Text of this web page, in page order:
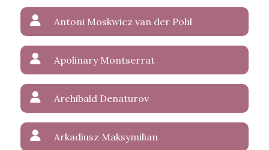
Antoni Moskwicz van der Pohl
Apolinary Montserrat
Archibald Denaturov
Arkadiusz Maksymilian